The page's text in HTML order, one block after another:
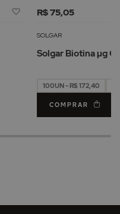
Adicionar
Lista
Desejos
R$ 75,05
SOLGAR
Solgar Biotina µg
100UN - R$ 172,40
COMPRAR